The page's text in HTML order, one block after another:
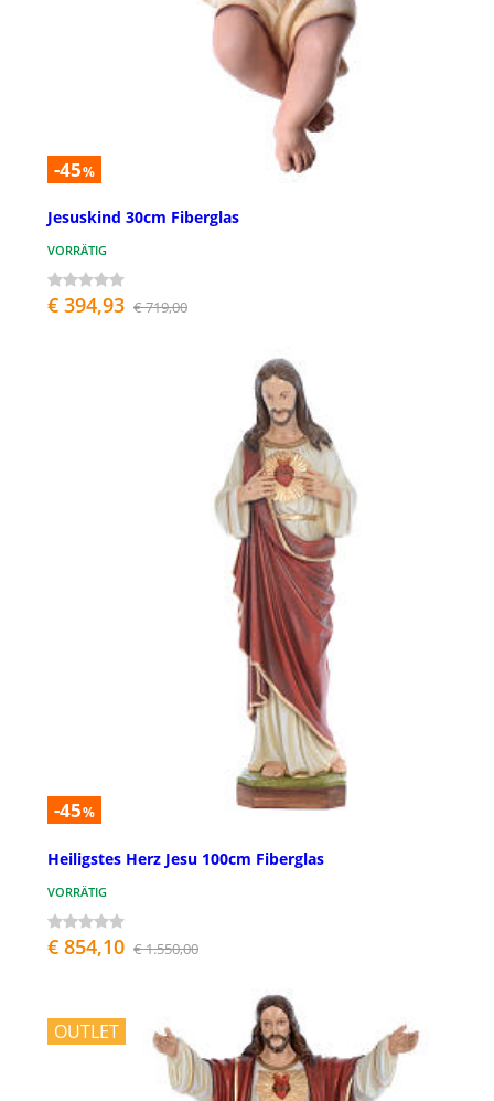
-45%
Jesuskind 30cm Fiberglas
VORRÄTIG
€ 394,93 € 719,00
-45%
Heiligstes Herz Jesu 100cm Fiberglas
VORRÄTIG
€ 854,10 € 1.550,00
OUTLET